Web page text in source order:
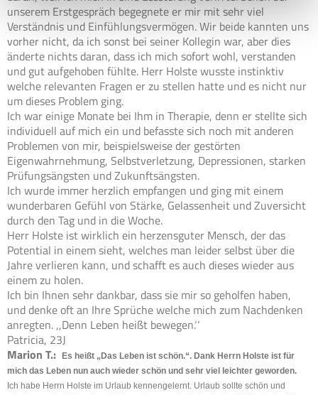
unserem Erstgespräch begegnete er mir mit sehr viel
Verständnis und Einfühlungsvermögen. Wir beide kannten uns
vorher nicht, da ich sonst bei seiner Kollegin war, aber dies
änderte nichts daran, dass ich mich sofort wohl, verstanden
und gut aufgehoben fühlte. Herr Holste wusste instinktiv
welche relevanten Fragen er zu stellen hatte und es nicht nur
um dieses Problem ging.
Ich war einige Monate bei Ihm in Therapie, denn er stellte sich
individuell auf mich ein und befasste sich noch mit anderen
Problemen von mir, beispielsweise der gestörten
Eigenwahrnehmung, Selbstverletzung, Depressionen, starken
Prüfungsängsten und Zukunftsängsten.
Ich wurde immer herzlich empfangen und ging mit einem
wunderbaren Gefühl von Stärke, Gelassenheit und Zuversicht
durch den Tag und in die Woche.
Herr Holste ist wirklich ein herzensguter Mensch, der das
Potential in einem sieht, welches man leider selbst über die
Jahre verlieren kann, und schafft es auch dieses wieder aus
einem zu holen.
Ich bin Ihnen sehr dankbar, dass sie mir so geholfen haben,
und denke oft an Ihre Sprüche welche mich zum Nachdenken
anregten. ,,Denn Leben heißt bewegen.‘‘
Patricia, 23J
Marion T.:
Es heißt „Das Leben ist schön.“. Dank Herrn Holste ist für
mich das Leben nun auch wieder schön und sehr viel leichter geworden.
Ich habe Herrn Holste im Urlaub kennengelernt. Urlaub sollte schön und